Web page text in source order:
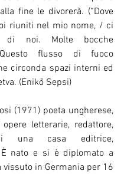
fine le divorerà. (“Dove
riuniti nel mio nome, / ci
di noi. Molte bocche
Questo flusso di fuoco
circonda spazi interni ed
(Enikő Sepsi)
(1971) poeta ungherese,
letterarie, redattore,
una casa editrice,
È nato e si è diplomato a
vissuto in Germania per 16